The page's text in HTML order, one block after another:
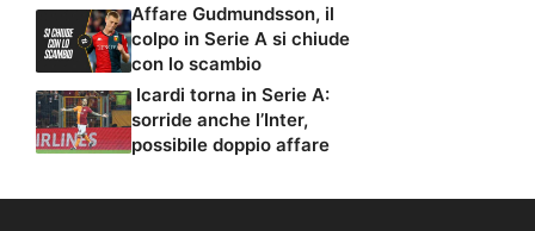
Affare Gudmundsson, il
colpo in Serie A si chiude
con lo scambio
Icardi torna in Serie A:
sorride anche l’Inter,
possibile doppio affare